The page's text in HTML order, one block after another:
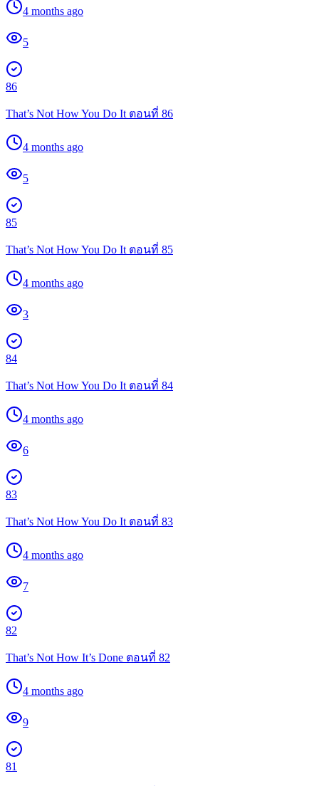
4 months ago
5
86
That’s Not How You Do It ตอนที่ 86
4 months ago
5
85
That’s Not How You Do It ตอนที่ 85
4 months ago
3
84
That’s Not How You Do It ตอนที่ 84
4 months ago
6
83
That’s Not How You Do It ตอนที่ 83
4 months ago
7
82
That’s Not How It’s Done ตอนที่ 82
4 months ago
9
81